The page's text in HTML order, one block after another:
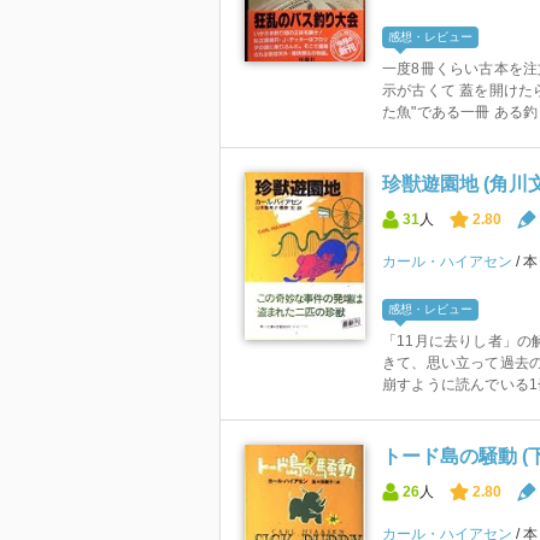
感想・レビュー
一度8冊くらい古本を
示が古くて 蓋を開け
た魚"である一冊 ある
珍獣遊園地 (角川
31人 2.80
カール・ハイアセン 本
感想・レビュー
「11月に去りし者」
きて、思い立って過去
崩すように読んでい
トード島の騒動 (
26 人 2.80
カール・ハイアセン 本